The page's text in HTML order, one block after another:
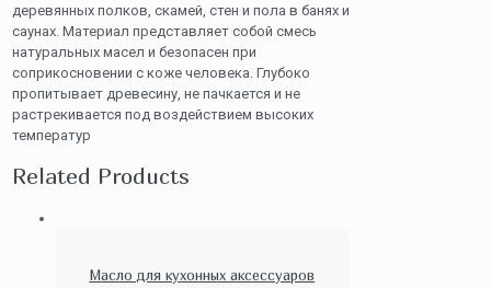
деревянных полков, скамей, стен и пола в банях и
саунах. Материал представляет собой смесь
натуральных масел и безопасен при
соприкосновении с коже человека. Глубоко
пропитывает древесину, не пачкается и не
растрекивается под воздействием высоких
температур
Related Products
Масло для кухонных аксессуаров